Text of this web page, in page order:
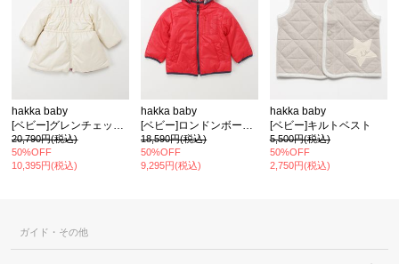
hakka baby
[ベビー]グレンチェックアートスミレプリントリバーシブルブルゾン
20,790円(税込)
50%OFF
10,395円(税込)
hakka baby
[ベビー]ロンドンボーダープリントリバーシブルブルゾン
18,590円(税込)
50%OFF
9,295円(税込)
hakka baby
[ベビー]キルトベスト
5,500円(税込)
50%OFF
2,750円(税込)
ガイド・その他